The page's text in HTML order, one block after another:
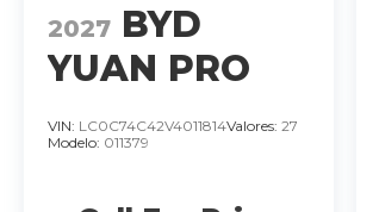
2027 BYD
YUAN PRO
DMI-I GL SUV
HIBRIDO
MOTOR 1.5
VIN: LC0C74C42V4011814Valores: 27
Modelo: 011379